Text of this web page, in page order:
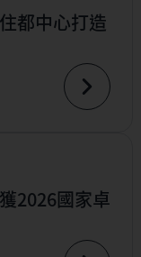
都中心打造
2026國家卓